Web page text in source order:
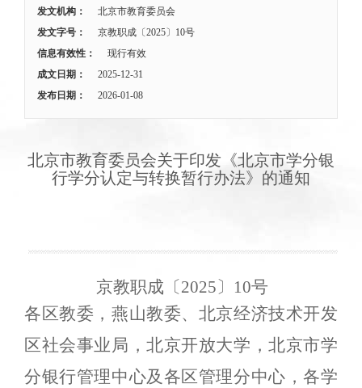
发文机构：
北京市教育委员会
发文字号：
京教职成〔2025〕10号
信息有效性：
现行有效
成文日期：
2025-12-31
发布日期：
2026-01-08
北京市教育委员会关于印发《北京市学分银
行学分认定与转换暂行办法》的通知
京教职成 〔2025〕10号
各区教委，燕山教委、北京经济技术开发
区社会事业局，北京开放大学，北京市学
分银行管理中心及各区管理分中心，各学